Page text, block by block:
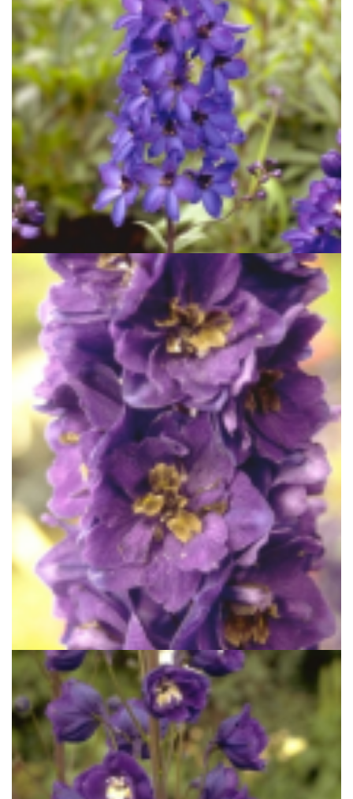
Ridderspoor
Delphinium 'Sommernachtstraum'
Ridderspoor
Delphinium 'Black Knight'